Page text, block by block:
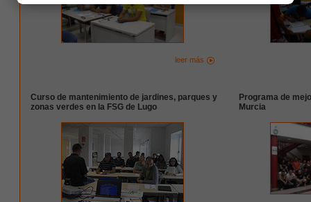
leer más
Curso de mantenimiento de jardines, parques y
zonas verdes en la FSG de Lugo
Programa de
Murcia